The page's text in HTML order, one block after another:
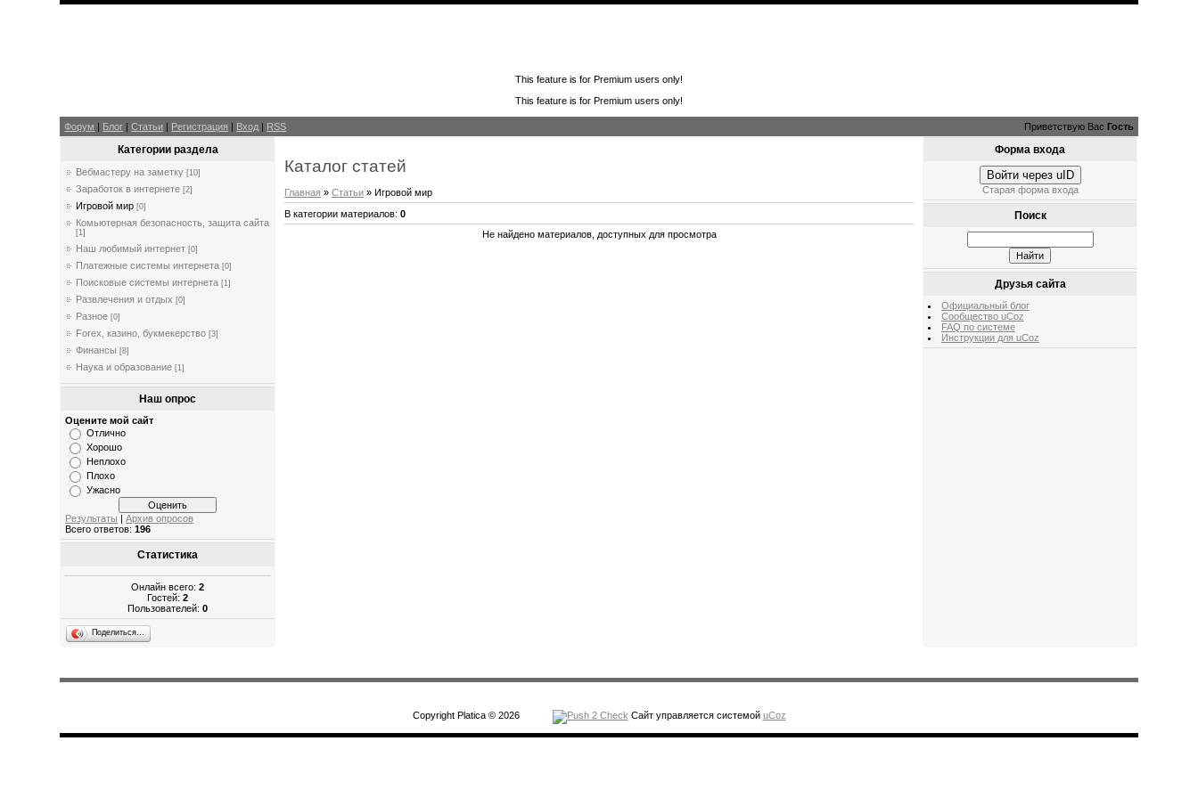
This feature is for Premium users only!
This feature is for Premium users only!
Форум | Блог |Статьи | Регистрация | Вход | RSS Приветствую Вас Гость
Категории раздела
Вебмастеру на заметку [10]
Заработок в интернете [2]
Игровой мир [0]
Комьютерная безопасность, защита сайта
[1]
Наш любимый интернет [0]
Платежные системы интернета [0]
Поисковые системы интернета [1]
Развлечения и отдых [0]
Разное [0]
Forex, казино, букмекерство [3]
Финансы [8]
Наука и образование [1]
Наш опрос
Оцените мой сайт
Отлично
Хорошо
Неплохо
Плохо
Ужасно
Результаты |Архив опросов
Всего ответов:196
Статистика
Онлайн всего:2
Гостей:2
Пользователей:0
Поделиться…
Каталог статей
Главная »Статьи » Игровой мир
В категории материалов:0
Не найдено материалов, доступных для просмотра
Форма входа
Войти через uID
Старая форма входа
Поиск
Друзья сайта
Официальный блог
Сообщество uCoz
FAQ по системе
Инструкции для uCoz
Copyright Platica © 2026 Сайт управляется системой uCoz